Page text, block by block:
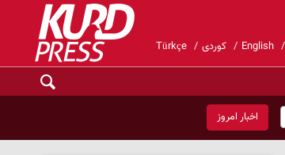
English کوردی Türkçe
اخبار امروز